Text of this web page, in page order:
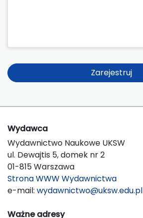
Zarejestruj
Wydawca
Wydawnictwo Naukowe UKSW
ul. Dewajtis 5, domek nr 2
01-815 Warszawa
Strona WWW Wydawnictwa
e-mail: wydawnictwo@uksw.edu.pl
Ważne adresy